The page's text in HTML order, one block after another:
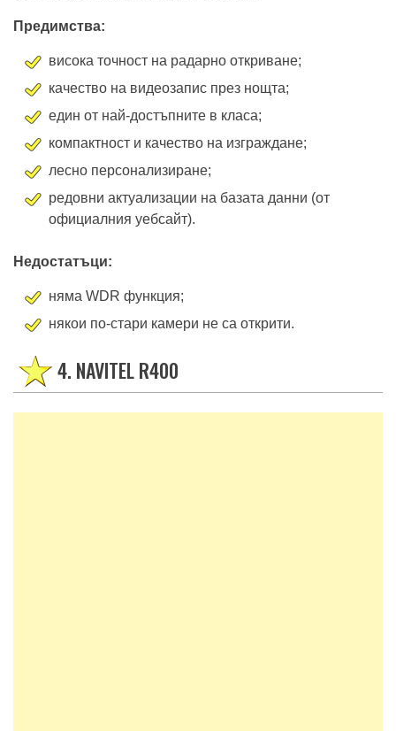
Предимства:
висока точност на радарно откриване;
качество на видеозапис през нощта;
един от най-достъпните в класа;
компактност и качество на изграждане;
лесно персонализиране;
редовни актуализации на базата данни (от
официалния уебсайт).
Недостатъци:
няма WDR функция;
някои по-стари камери не са открити.
4. NAVITEL R400